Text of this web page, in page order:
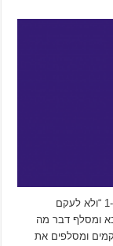
לא לעקם את דבר האלוהים – השנייה לקורינתים ד’ 1-3 “ולא לעקם
ומסלף דבר מה
ומסלפים את